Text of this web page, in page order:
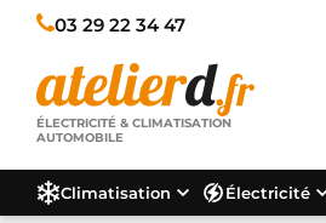
03 29 22 34 47
ÉLECTRICITÉ & CLIMATISATION
AUTOMOBILE
Climatisation Électricité